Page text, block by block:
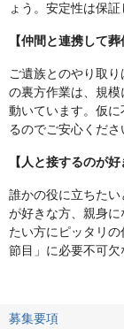
ょう。安定性は保証
【仲間と連携して葬
ご遺族とのやり取
の裏方作業は、規
動いています。仮
るのでご安心くださ
【人と接するのが好
誰かの役に立ちた
が好きな方、親身
たい方にピッタリ
節目」に必要不可欠
募集要項